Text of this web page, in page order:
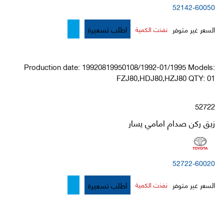
52142-60050
السعر غير متوفر نفذت الكمية اطلب تسعيرة
Production date: 19920819950108/1992-01/1995 Models:
FZJ80,HDJ80,HZJ80 QTY: 01
52722
زيق ركن صدام امامي يسار
52722-60020
السعر غير متوفر نفذت الكمية اطلب تسعيرة